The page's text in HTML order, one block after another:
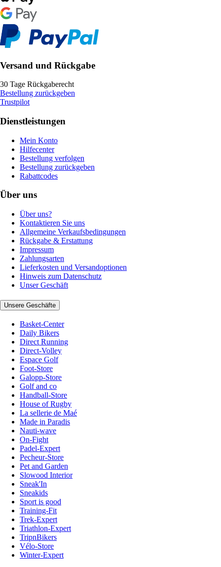
Versand und Rückgabe
30 Tage Rückgaberecht
Bestellung zurückgeben
Trustpilot
Dienstleistungen
Mein Konto
Hilfecenter
Bestellung verfolgen
Bestellung zurückgeben
Rabattcodes
Über uns
Über uns?
Kontaktieren Sie uns
Allgemeine Verkaufsbedingungen
Rückgabe & Erstattung
Impressum
Zahlungsarten
Lieferkosten und Versandoptionen
Hinweis zum Datenschutz
Unser Geschäft
Unsere Geschäfte
Basket-Center
Daily Bikers
Direct Running
Direct-Volley
Espace Golf
Foot-Store
Galopp-Store
Golf and co
Handball-Store
House of Rugby
La sellerie de Maé
Made in Paradis
Nauti-wave
On-Fight
Padel-Expert
Pecheur-Store
Pet and Garden
Slowood Interior
Sneak'In
Sneakids
Sport is good
Training-Fit
Trek-Expert
Triathlon-Expert
TripnBikers
Vélo-Store
Winter-Expert